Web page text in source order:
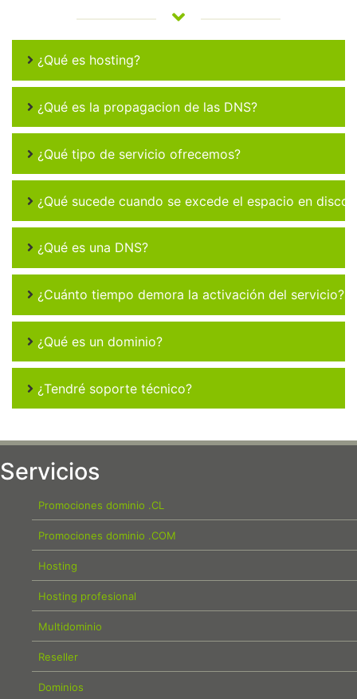
¿Qué es hosting?
¿Qué es la propagacion de las DNS?
¿Qué tipo de servicio ofrecemos?
¿Qué sucede cuando se excede el espacio en disco
¿Qué es una DNS?
¿Cuánto tiempo demora la activación del servicio?
¿Qué es un dominio?
¿Tendré soporte técnico?
Servicios
Promociones dominio .CL
Promociones dominio .COM
Hosting
Hosting profesional
Multidominio
Reseller
Dominios